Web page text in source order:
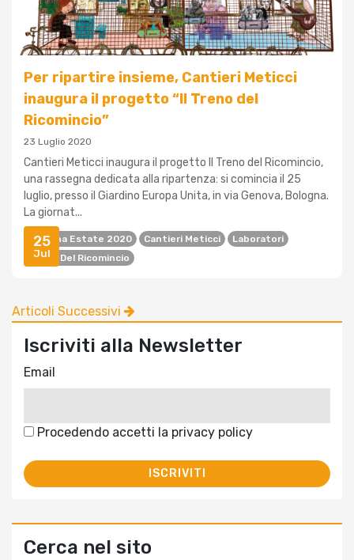
25
Jul
Per ripartire insieme, Cantieri Meticci
inaugura il progetto “Il Treno del
Ricomincio”
23 Luglio 2020
Cantieri Meticci inaugura il progetto Il Treno del Ricomincio,
una rassegna dedicata alla ripartenza: si comincia il 25
luglio, presso il Giardino Europa Unita, in via Genova, Bologna.
La giornat...
Bologna Estate 2020 Cantieri Meticci
Laboratori
Treno Del Ricomincio
Articoli Successivi
Iscriviti alla Newsletter
Email
Procedendo accetti la privacy policy
Cerca nel sito